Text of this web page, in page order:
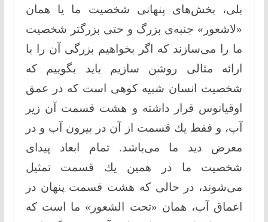
بلی، بخش‌های پنهانی شخصیت ما یا همان
«لاشعور» جنبه‌ی بزرگ و حتی بزرگتر شخصیت
ما را می‌سازند كه اگر بخواهیم بزرگی آن را با
ارائه مثالی روشن سازیم باید بگوییم كه
شخصیت انسان شبیه كوهی است كه در عمق
اوقیانوس قرار داشته و هشت قسمت آن زیر
آب، و فقط یك قسمت از آن در بیرون آب و در
معرض دید ما می‌باشد. تمام ابعاد پیدای
شخصیت ما در همین یك قسمت تمثیل
می‌شوند، در حالی كه هشت قسمت پنهان در
اعماق آب، همان «تحت الشعور» ما است كه